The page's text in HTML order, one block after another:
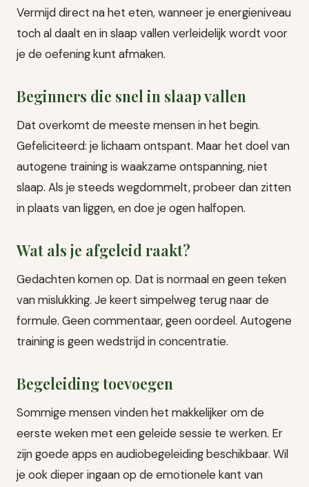
Vermijd direct na het eten, wanneer je energieniveau
toch al daalt en in slaap vallen verleidelijk wordt voor
je de oefening kunt afmaken.
Beginners die snel in slaap vallen
Dat overkomt de meeste mensen in het begin.
Gefeliciteerd: je lichaam ontspant. Maar het doel van
autogene training is waakzame ontspanning, niet
slaap. Als je steeds wegdommelt, probeer dan zitten
in plaats van liggen, en doe je ogen halfopen.
Wat als je afgeleid raakt?
Gedachten komen op. Dat is normaal en geen teken
van mislukking. Je keert simpelweg terug naar de
formule. Geen commentaar, geen oordeel. Autogene
training is geen wedstrijd in concentratie.
Begeleiding toevoegen
Sommige mensen vinden het makkelijker om de
eerste weken met een geleide sessie te werken. Er
zijn goede apps en audiobegeleiding beschikbaar. Wil
je ook dieper ingaan op de emotionele kant van